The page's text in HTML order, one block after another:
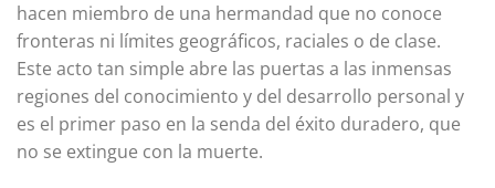
hacen miembro de una hermandad que no conoce
fronteras ni límites geográficos, raciales o de clase.
Este acto tan simple abre las puertas a las inmensas
regiones del conocimiento y del desarrollo personal y
es el primer paso en la senda del éxito duradero, que
no se extingue con la muerte.